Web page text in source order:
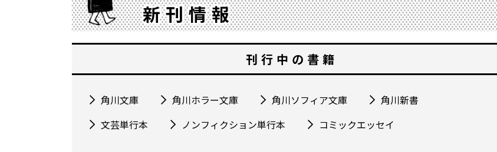
新刊情報
刊行中の書籍
角川文庫 角川ホラー文庫 角川ソフィア文庫
角川新書
文芸単行本
ノンフィクション単行本 コミックエッセイ